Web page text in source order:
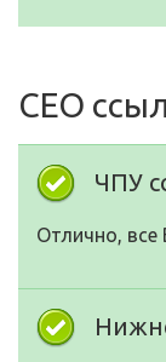
СЕО
ЧПУ
Отлично,